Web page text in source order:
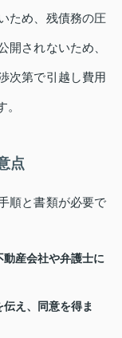
ため、残債務の圧
開されないため、
次第で引越し費用
点
順と書類が必要で
産会社や弁護士に
え、同意を得ま